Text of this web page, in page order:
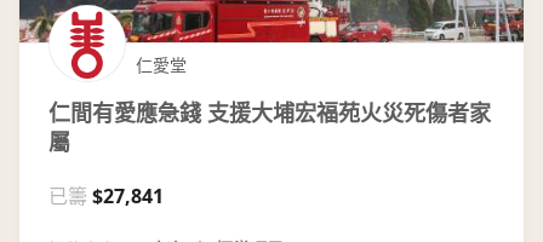
仁愛堂
仁間有愛應急錢 支援大埔宏福苑火災死傷者家
屬
已籌 $27,841